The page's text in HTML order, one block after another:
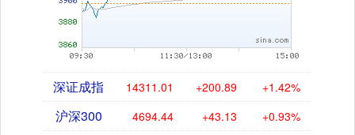
深证成指 14311.01 +200.89 +1.42%
沪深300 4694.44 +43.13 +0.93%